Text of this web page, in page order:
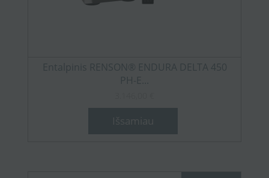
Entalpinis RENSON® ENDURA DELTA 450
PH-E...
Išsamiau